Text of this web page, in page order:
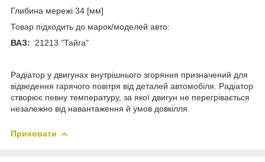
Глибина мережі 34 [мм]
Товар підходить до марок/моделей авто:
ВАЗ: 21213 "Тайга"
Радіатор у двигунах внутрішнього згоряння призначений для
відведення гарячого повітря від деталей автомобіля. Радіатор
створює певну температуру, за якої двигун не перегрівається
незалежно від навантаження й умов довкілля.
Приховати